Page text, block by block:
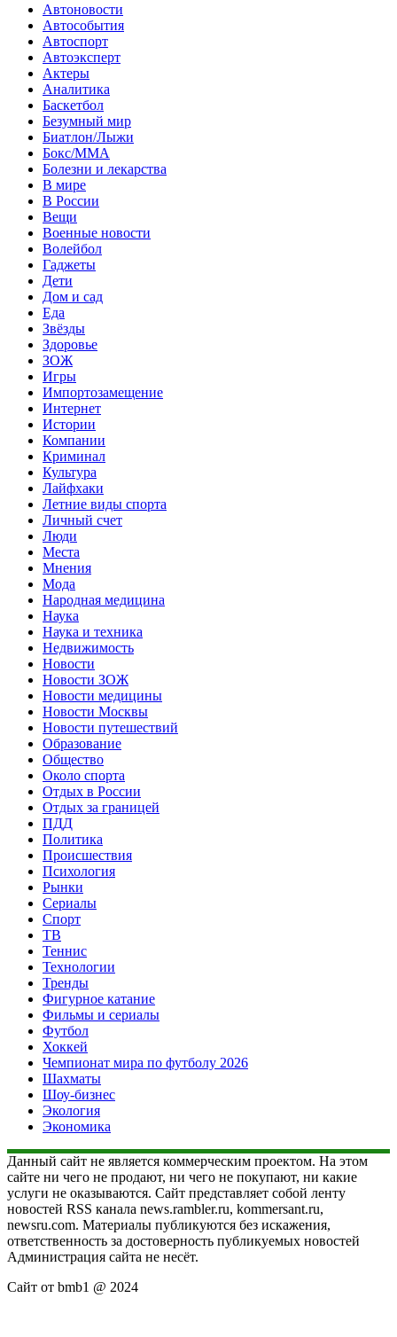
Автоновости
Автособытия
Автоспорт
Автоэксперт
Актеры
Аналитика
Баскетбол
Безумный мир
Биатлон/Лыжи
Бокс/MMA
Болезни и лекарства
В мире
В России
Вещи
Военные новости
Волейбол
Гаджеты
Дети
Дом и сад
Еда
Звёзды
Здоровье
ЗОЖ
Игры
Импортозамещение
Интернет
Истории
Компании
Криминал
Культура
Лайфхаки
Летние виды спорта
Личный счет
Люди
Места
Мнения
Мода
Народная медицина
Наука
Наука и техника
Недвижимость
Новости
Новости ЗОЖ
Новости медицины
Новости Москвы
Новости путешествий
Образование
Общество
Около спорта
Отдых в России
Отдых за границей
ПДД
Политика
Происшествия
Психология
Рынки
Сериалы
Спорт
ТВ
Теннис
Технологии
Тренды
Фигурное катание
Фильмы и сериалы
Футбол
Хоккей
Чемпионат мира по футболу 2026
Шахматы
Шоу-бизнес
Экология
Экономика
Данный сайт не является коммерческим проектом. На этом
сайте ни чего не продают, ни чего не покупают, ни какие
услуги не оказываются. Сайт представляет собой ленту
новостей RSS канала news.rambler.ru, kommersant.ru,
newsru.com. Материалы публикуются без искажения,
ответственность за достоверность публикуемых новостей
Администрация сайта не несёт.
Сайт от bmb1 @ 2024